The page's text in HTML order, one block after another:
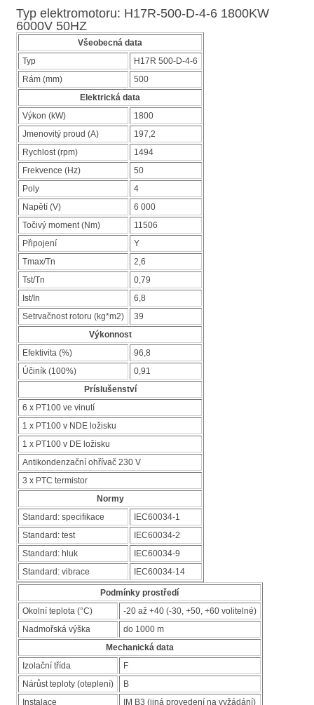
Typ elektromotoru: H17R-500-D-4-6 1800KW
6000V 50HZ
Všeobecná data
Typ
H17R 500-D-4-6
Rám (mm)
500
Elektrická data
Výkon (kW)
1800
Jmenovitý proud (A)
197,2
Rychlost (rpm)
1494
Frekvence (Hz)
50
Poly
4
Napětí (V)
6 000
Točivý moment (Nm)
11506
Připojení
Y
Tmax/Tn
2,6
Tst/Tn
0,79
Ist/In
6,8
Setrvačnost rotoru (kg*m2)
39
Výkonnost
Efektivita (%)
96,8
Účiník (100%)
0,91
Príslušenství
6 x PT100 ve vinutí
1 x PT100 v NDE ložisku
1 x PT100 v DE ložisku
Antikondenzační ohřívač 230 V
3 x PTC termistor
Normy
Standard: specifikace
IEC60034-1
Standard: test
IEC60034-2
Standard: hluk
IEC60034-9
Standard: vibrace
IEC60034-14
Podmínky prostředí
Okolní teplota (°C)
-20 až +40 (-30, +50, +60 volitelné)
Nadmořská výška
do 1000 m
Mechanická data
Izolační třída
F
Nárůst teploty (oteplení)
B
Instalace
IM B3 (jiná provedení na vyžádání)